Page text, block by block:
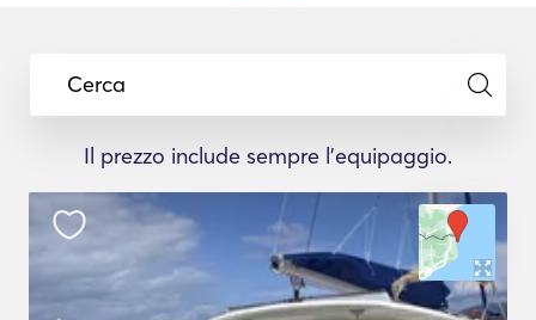
Cerca
Il prezzo include sempre l'equipaggio.